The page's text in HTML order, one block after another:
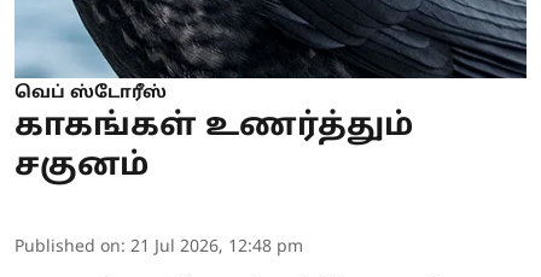
வெப் ஸ்டோரீஸ்
காகங்கள் உணர்த்தும்
சகுனம்
Published on: 21 Jul 2026, 12:48 pm